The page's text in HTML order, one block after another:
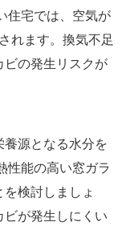
住宅では、空気が
れます。換気不足
ビの発生リスクが
源となる水分を
性能の高い窓ガラ
検討しましょ
ビが発生しにくい